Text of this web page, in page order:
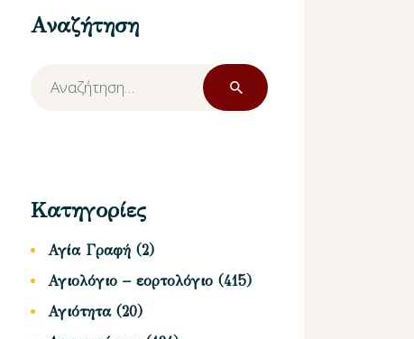
Αναζήτηση
Αναζήτηση
για:
Κατηγορίες
Αγία Γραφή (2)
Αγιολόγιο – εορτολόγιο (415)
Αγιότητα(20)